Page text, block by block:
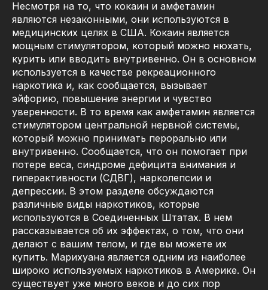
Несмотря на то, что кокаин и амфетамин
являются незаконными, они используются в
медицинских целях в США. Кокаин является
мощным стимулятором, который можно нюхать,
курить или вводить внутривенно. Он в основном
используется в качестве рекреационного
наркотика и, как сообщается, вызывает
эйфорию, повышение энергии и чувство
уверенности. В то время как амфетамин является
стимулятором центральной нервной системы,
который можно принимать перорально или
внутривенно. Сообщается, что он помогает при
потере веса, синдроме дефицита внимания и
гиперактивности (СДВГ), нарколепсии и
депрессии. В этом разделе обсуждаются
различные виды наркотиков, которые
используются в Соединенных Штатах. В нем
рассказывается об их эффектах, о том, что они
делают с вашим телом, и где вы можете их
купить. Марихуана является одним из наиболее
широко используемых наркотиков в Америке. Он
существует уже много веков и до сих пор